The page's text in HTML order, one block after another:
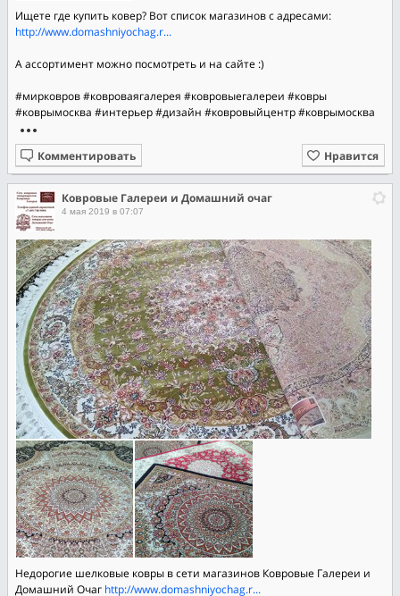
Ищете где купить ковер? Вот список магазинов с адресами:
http://www.domashniyochag.r...
А ассортимент можно посмотреть и на сайте :)
#мирковров#ковроваягалерея #ковровыегалереи #ковры
#коврымосква #интерьер#дизайн #ковровыйцентр#коврымосква
Нравится
Комментировать
Ковровые Галереи и Домашний очаг
4 мая 2019 в 07:07
Недорогие шелковые ковры в сети магазинов Ковровые Галереи и
Домашний Очаг http://www.domashniyochag.r...